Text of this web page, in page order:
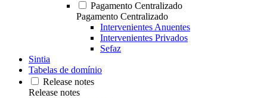
Pagamento Centralizado
Pagamento Centralizado
Intervenientes Anuentes
Intervenientes Privados
Sefaz
Sintia
Tabelas de domínio
Release notes
Release notes